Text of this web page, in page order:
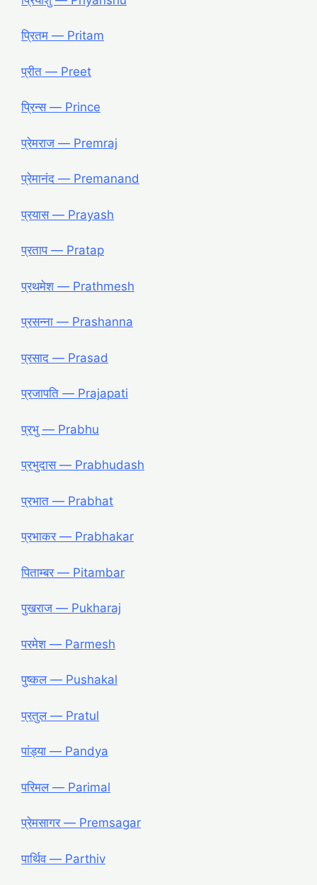
प्रितम — Pritam
प्रीत — Preet
प्रिन्स — Prince
प्रेमराज — Premraj
प्रेमानंद — Premanand
प्रयास — Prayash
प्रताप — Pratap
प्रथमेश — Prathmesh
प्रसन्ना — Prashanna
प्रसाद — Prasad
प्रजापति — Prajapati
प्रभु — Prabhu
प्रभुदास — Prabhudash
प्रभात — Prabhat
प्रभाकर — Prabhakar
पिताम्बर — Pitambar
पुखराज — Pukharaj
परमेश — Parmesh
पुष्कल — Pushakal
प्रतुल — Pratul
पांड्या — Pandya
परिमल — Parimal
प्रेमसागर — Premsagar
पार्थिव — Parthiv